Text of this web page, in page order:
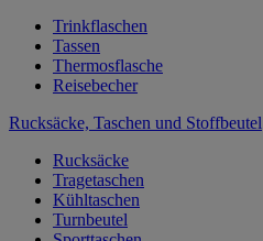
Trinkflaschen
Tassen
Thermosflasche
Reisebecher
Rucksäcke, Taschen und Stoffbeutel
Rucksäcke
Tragetaschen
Kühltaschen
Turnbeutel